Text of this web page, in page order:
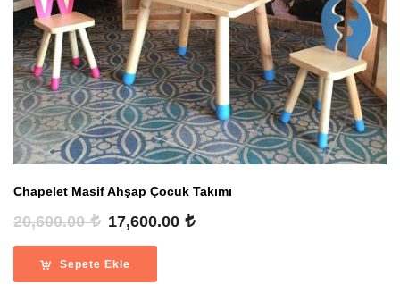
Chapelet Masif Ahşap Çocuk Takımı
20,600.00
Orijinal
20,600.00 .
17,600.00
Sepete Ekle